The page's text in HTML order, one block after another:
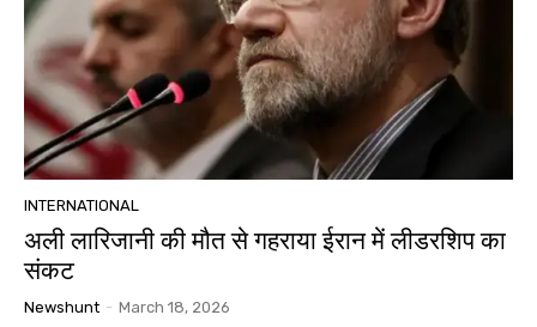
INTERNATIONAL
अली लारिजानी की मौत से गहराया ईरान में लीडरशिप का
संकट
Newshunt - March 18, 2026